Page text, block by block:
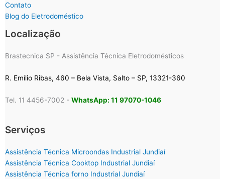
Contato
Blog do Eletrodoméstico
Localização
Brastecnica SP - Assistência Técnica Eletrodomésticos
R. Emílio Ribas, 460 – Bela Vista, Salto – SP, 13321-360
Tel. 11 4456-7002 - WhatsApp: 11 97070-1046
Serviços
Assistência Técnica Microondas Industrial Jundiaí
Assistência Técnica Cooktop Industrial Jundiaí
Assistência Técnica forno Industrial Jundiaí